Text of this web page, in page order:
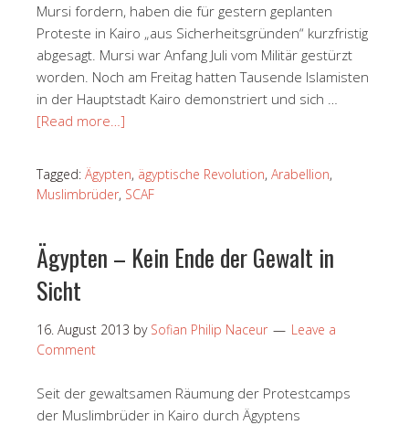
Mursi fordern, haben die für gestern geplanten
Proteste in Kairo „aus Sicherheitsgründen“ kurzfristig
abgesagt. Mursi war Anfang Juli vom Militär gestürzt
worden. Noch am Freitag hatten Tausende Islamisten
in der Hauptstadt Kairo demonstriert und sich …
[Read more…]
Tagged: Ägypten, ägyptische Revolution, Arabellion,
Muslimbrüder, SCAF
Ägypten – Kein Ende der Gewalt in
Sicht
16. August 2013 by Sofian Philip Naceur
Leave a
Comment
Seit der gewaltsamen Räumung der Protestcamps
der Muslimbrüder in Kairo durch Ägyptens